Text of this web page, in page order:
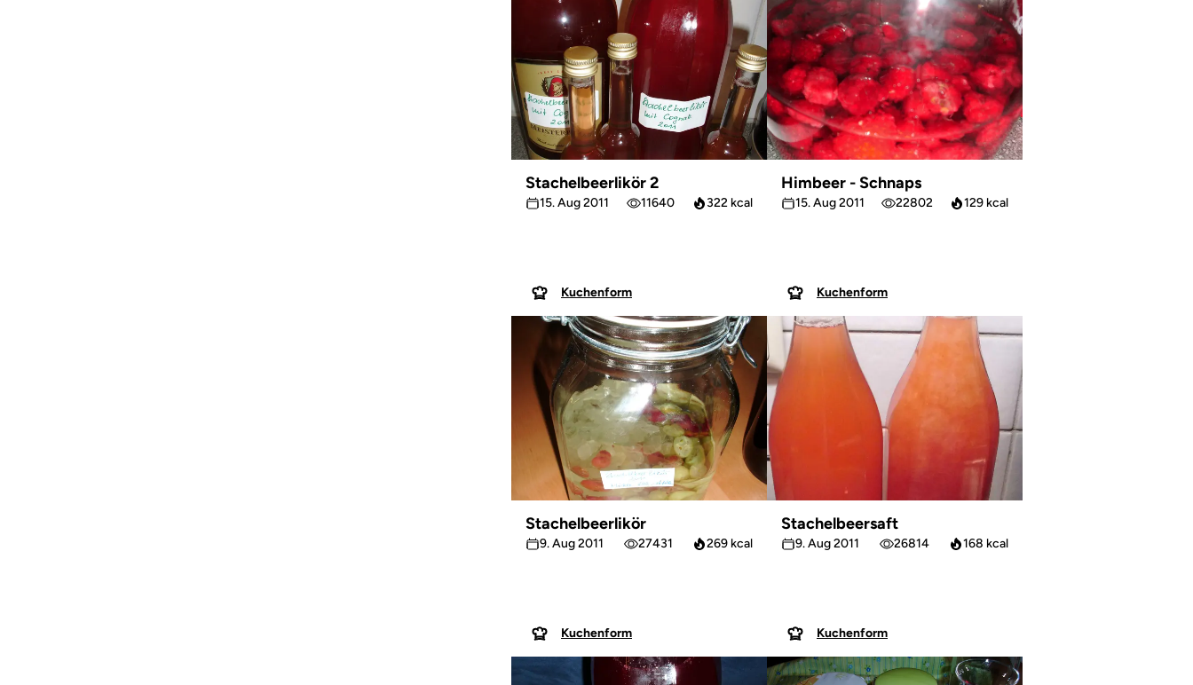
Stachelbeerlikör 2
15. Aug 2011 11640 322 kcal
Kuchenform
Himbeer - Schnaps
15. Aug 2011 22802 129 kcal
Kuchenform
Stachelbeerlikör
9. Aug 2011 27431 269 kcal
Kuchenform
Stachelbeersaft
9. Aug 2011 26814 168 kcal
Kuchenform